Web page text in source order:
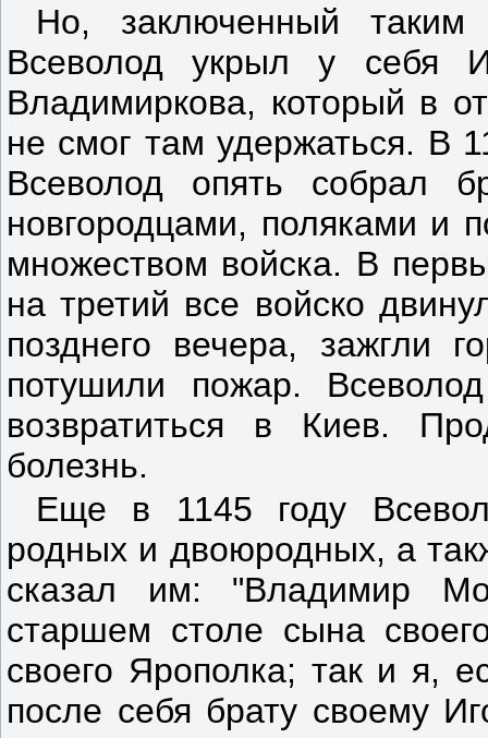
Но, заключенный
Всеволод укрыл у себя
Владимиркова, который в
не смог там удержаться. В
Всеволод опять собрал
новгородцами, поляками и
множеством войска. В
на третий все войско
позднего вечера, зажгли
потушили пожар.
возвратиться в Киев.
болезнь.
Еще в 1145 году
родных и двоюродных, а
сказал им: "Владимир
старшем столе сына
своего Ярополка; так и я,
после себя брату своему